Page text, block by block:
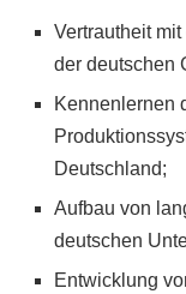
Vertrautheit
der deutschen
Kennenlernen
Deutschland;
Aufbau von
deutschen
Entwicklung